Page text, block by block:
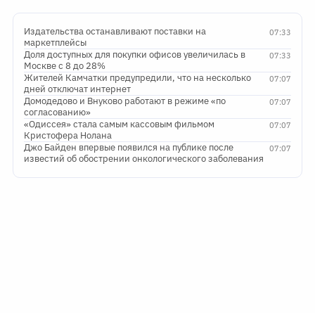
07:33
Издательства останавливают поставки на
маркетплейсы
07:33
Доля доступных для покупки офисов увеличилась в
Москве с 8 до 28%
07:07
Жителей Камчатки предупредили, что на несколько
дней отключат интернет
07:07
Домодедово и Внуково работают в режиме «по
согласованию»
07:07
«Одиссея» стала самым кассовым фильмом
Кристофера Нолана
07:07
Джо Байден впервые появился на публике после
известий об обострении онкологического заболевания